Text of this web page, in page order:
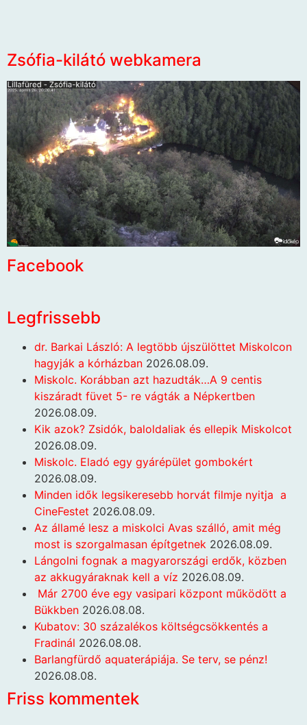
Zsófia-kilátó webkamera
Facebook
Legfrissebb
dr. Barkai László: A legtöbb újszülöttet Miskolcon
hagyják a kórházban 2026.08.09.
Miskolc. Korábban azt hazudták…A 9 centis
kiszáradt füvet 5- re vágták a Népkertben
2026.08.09.
Kik azok? Zsidók, baloldaliak és ellepik Miskolcot
2026.08.09.
Miskolc. Eladó egy gyárépület gombokért
2026.08.09.
Minden idők legsikeresebb horvát filmje nyitja a
CineFestet 2026.08.09.
Az államé lesz a miskolci Avas szálló, amit még
most is szorgalmasan építgetnek 2026.08.09.
Lángolni fognak a magyarországi erdők, közben
az akkugyáraknak kell a víz 2026.08.09.
Már 2700 éve egy vasipari központ működött a
Bükkben 2026.08.08.
Kubatov: 30 százalékos költségcsökkentés a
Fradinál 2026.08.08.
Barlangfürdő aquaterápiája. Se terv, se pénz!
2026.08.08.
Friss kommentek